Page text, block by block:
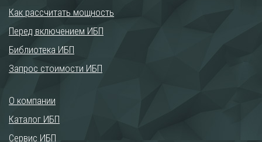
Как рассчитать мощность
Перед включением ИБП
Библиотека ИБП
Запрос стоимости ИБП
О компании
Каталог ИБП
Сервис ИБП